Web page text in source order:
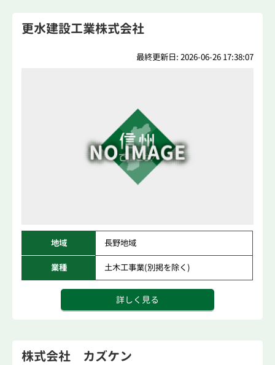
更水建設工業株式会社
最終更新日: 2026-06-26 17:38:07
地域 長野地域
業種 土木工事業(別掲を除く)
詳しく見る
株式会社 カズケン